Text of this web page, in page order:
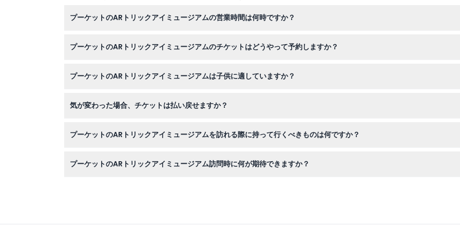
プーケットのARトリックアイミュージアムの営業時間は何時ですか？
プーケットのARトリックアイミュージアムのチケットはどうやって予約しますか？
プーケットのARトリックアイミュージアムは子供に適していますか？
気が変わった場合、チケットは払い戻せますか？
プーケットのARトリックアイミュージアムを訪れる際に持って行くべきものは何ですか？
プーケットのARトリックアイミュージアム訪問時に何が期待できますか？